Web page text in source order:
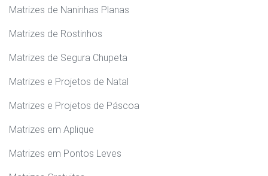
Matrizes de Naninhas Planas
Matrizes de Rostinhos
Matrizes de Segura Chupeta
Matrizes e Projetos de Natal
Matrizes e Projetos de Páscoa
Matrizes em Aplique
Matrizes em Pontos Leves